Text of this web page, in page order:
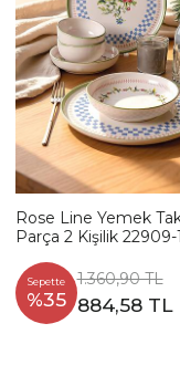
Rose Line Yemek
Parça 2 Kişilik 22909-
Sepette
%35
1.360,90 TL
884,58 TL